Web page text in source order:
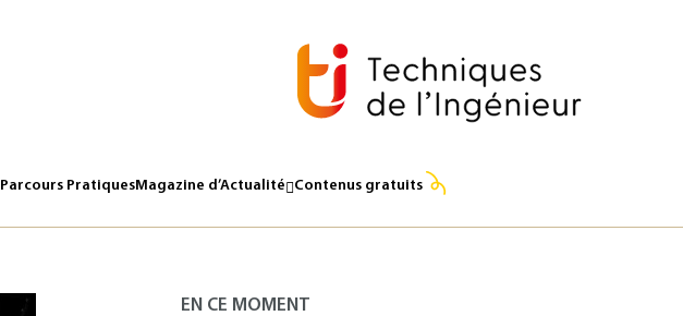
Parcours PratiquesMagazine d’Actualité Contenus gratuits
EN CE MOMENT